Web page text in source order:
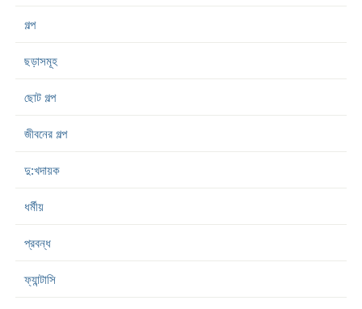
গল্প
ছড়াসমূহ
ছোট গল্প
জীবনের গল্প
দু:খদায়ক
ধর্মীয়
প্রবন্ধ
ফ্যান্টাসি